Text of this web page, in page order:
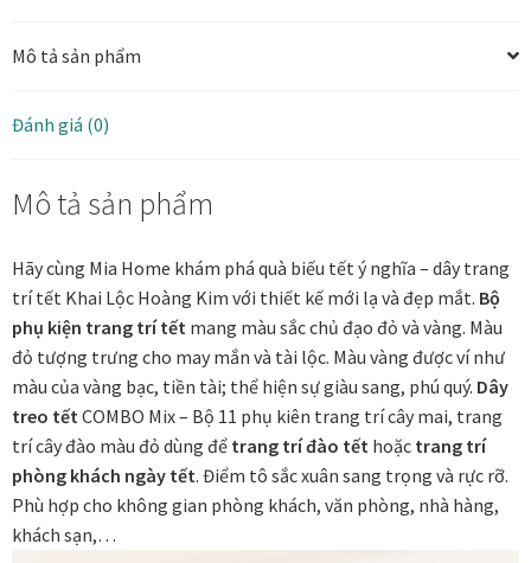
Trống Đồng Collection
Tranh chim sếu nghệ thuật
Các dòng giấy in Giclee
Catalogue
Catalogue Bộ Sưu Tập Mã Vương
Câu hỏi thường gặp khi mua tranh tại Mia Home
nghĩa
Bộ
treo
trí
cây
mai,
trang
trí
cây
đào
|
11MIX
số
Mô tả sản phẩm
Đánh giá (0)
Mô tả sản phẩm
Hãy cùng Mia Home khám phá quà biếu tết ý nghĩa – dây trang
trí tết Khai Lộc Hoàng Kim với thiết kế mới lạ và đẹp mắt. Bộ
phụ kiện trang trí tết mang màu sắc chủ đạo đỏ và vàng. Màu
đỏ tượng trưng cho may mắn và tài lộc. Màu vàng được ví như
màu của vàng bạc, tiền tài; thể hiện sự giàu sang, phú quý. Dây
treo tếtCOMBO Mix – Bộ 11 phụ kiên trang trí cây mai, trang
trí cây đào màu đỏ dùng để trang trí đào tết hoặc trang trí
phòng khách ngày tết. Điểm tô sắc xuân sang trọng và rực rỡ.
Phù hợp cho không gian phòng khách, văn phòng, nhà hàng,
khách sạn,…